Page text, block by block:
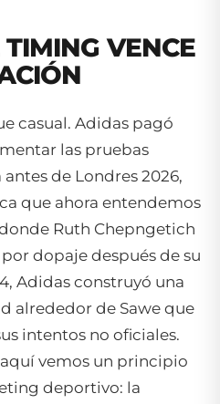
VENCE
casual. Adidas pagó
las pruebas
de Londres 2026,
que ahora entendemos
Ruth Chepngetich
dopaje después de su
Adidas construyó una
alrededor de Sawe que
intentos no oficiales.
vemos un principio
deportivo: la